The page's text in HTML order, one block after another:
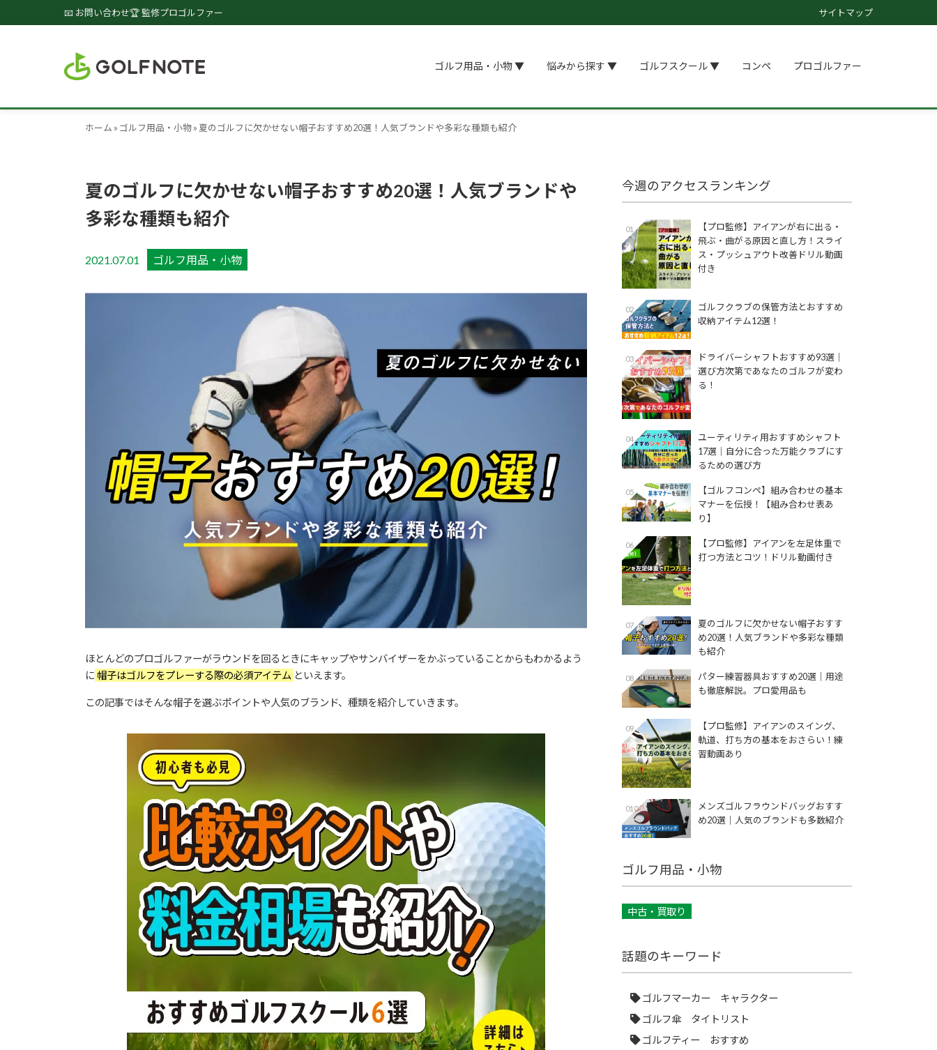
📧 お問い合わせ🏆 監修プロゴルファー サイトマップ
ゴルフ用品・小物 ▼ 悩みから探す ▼ ゴルフスクール ▼ コンペ プロゴルファー
ホーム » ゴルフ用品・小物» 夏のゴルフに欠かせない帽子おすすめ20選！人気ブランドや多彩な種類も紹介
夏のゴルフに欠かせない帽子おすすめ20選！人気ブランドや
多彩な種類も紹介
2021.07.01 ゴルフ用品・小物
ほとんどのプロゴルファーがラウンドを回るときにキャップやサンバイザーをかぶっていることからもわかるよう
に 帽子はゴルフをプレーする際の必須アイテム といえます。
この記事ではそんな帽子を選ぶポイントや人気のブランド、種類を紹介していきます。
今週のアクセスランキング
01
【プロ監修】アイアンが右に出る・
飛ぶ・曲がる原因と直し方！スライ
ス・プッシュアウト改善ドリル動画
付き
02
ゴルフクラブの保管方法とおすすめ
収納アイテム12選！
03
ドライバーシャフトおすすめ93選│
選び方次第であなたのゴルフが変わ
る！
04
ユーティリティ用おすすめシャフト
17選│自分に合った万能クラブにす
るための選び方
05
【ゴルフコンペ】組み合わせの基本
マナーを伝授！【組み合わせ表あ
り】
06
【プロ監修】アイアンを左足体重で
打つ方法とコツ！ドリル動画付き
07
夏のゴルフに欠かせない帽子おすす
め20選！人気ブランドや多彩な種類
も紹介
08
パター練習器具おすすめ20選｜用途
も徹底解説。プロ愛用品も
09
【プロ監修】アイアンのスイング、
軌道、打ち方の基本をおさらい！練
習動画あり
010
メンズゴルフラウンドバッグおすす
め20選｜人気のブランドも多数紹介
ゴルフ用品・小物
中古・買取り
話題のキーワード
ゴルフマーカー キャラクター
ゴルフ傘 タイトリスト
ゴルフティー おすすめ